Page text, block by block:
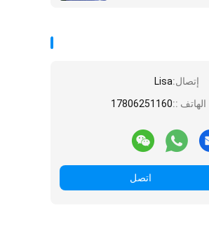
إتصال:Lisa
الهاتف ::17806251160
اتصل